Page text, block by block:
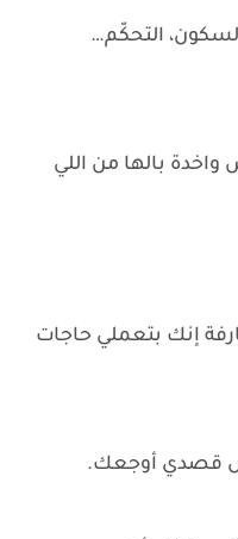
التحكّم…
بالها من اللي
إنك بتعملي حاجات
قصدي أوجعك.